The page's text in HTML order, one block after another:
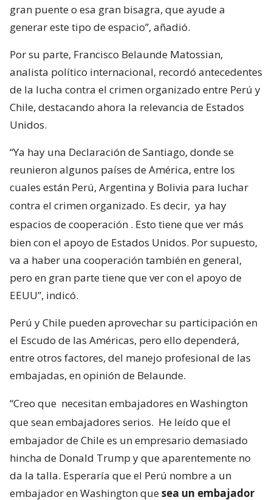
gran puente o esa gran bisagra, que ayude a
generar este tipo de espacio”, añadió.
Por su parte, Francisco Belaunde Matossian,
analista político internacional, recordó antecedentes
de la lucha contra el crimen organizado entre Perú y
Chile, destacando ahora la relevancia de Estados
Unidos.
“Ya hay una Declaración de Santiago, donde se
reunieron algunos países de América, entre los
cuales están Perú, Argentina y Bolivia para luchar
contra el crimen organizado. Es decir, ya hay
espacios de cooperación . Esto tiene que ver más
bien con el apoyo de Estados Unidos. Por supuesto,
va a haber una cooperación también en general,
pero en gran parte tiene que ver con el apoyo de
EEUU”, indicó.
Perú y Chile pueden aprovechar su participación en
el Escudo de las Américas, pero ello dependerá,
entre otros factores, del manejo profesional de las
embajadas, en opinión de Belaunde.
“Creo que necesitan embajadores en Washington
que sean embajadores serios. He leído que el
embajador de Chile es un empresario demasiado
hincha de Donald Trump y que aparentemente no
da la talla. Esperaría que el Perú nombre a un
embajador en Washington quesea un embajador